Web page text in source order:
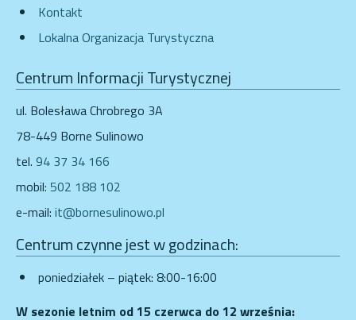
Kontakt
Lokalna Organizacja Turystyczna
Centrum Informacji Turystycznej
ul. Bolesława Chrobrego 3A
78-449 Borne Sulinowo
tel. 94 37 34 166
mobil: 502 188 102
e-mail: it@bornesulinowo.pl
Centrum czynne jest w godzinach:
poniedziałek – piątek: 8:00-16:00
W sezonie letnim od 15 czerwca do 12 września: